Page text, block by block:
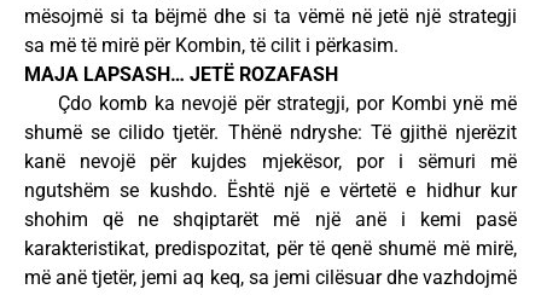
mësojmë si ta bëjmë dhe si ta vëmë në jetë një strategji
sa më të mirë për Kombin, të cilit i përkasim.
MAJA LAPSASH… JETË ROZAFASH
Çdo komb ka nevojë për strategji, por Kombi ynë më
shumë se cilido tjetër. Thënë ndryshe: Të gjithë njerëzit
kanë nevojë për kujdes mjekësor, por i sëmuri më
ngutshëm se kushdo. Është një e vërtetë e hidhur kur
shohim që ne shqiptarët më një anë i kemi pasë
karakteristikat, predispozitat, për të qenë shumë më mirë,
më anë tjetër, jemi aq keq, sa jemi cilësuar dhe vazhdojmë